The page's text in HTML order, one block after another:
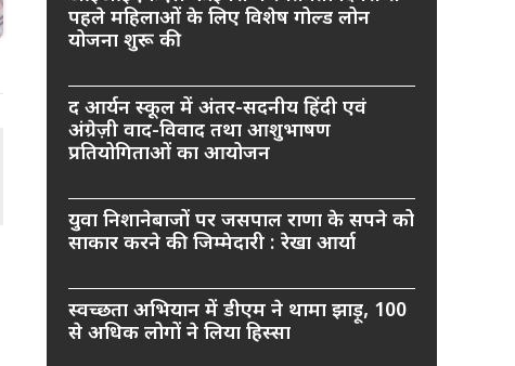
पहले महिलाओं के लिए विशेष गोल्ड लोन
योजना शुरू की
द आर्यन स्कूल में अंतर-सदनीय हिंदी एवं
अंग्रेज़ी वाद-विवाद तथा आशुभाषण
प्रतियोगिताओं का आयोजन
युवा निशानेबाजों पर जसपाल राणा के सपने को
साकार करने की जिम्मेदारी : रेखा आर्या
स्वच्छता अभियान में डीएम ने थामा झाड़ू, 100
से अधिक लोगों ने लिया हिस्सा